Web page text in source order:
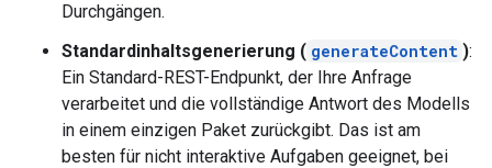
Durchgängen.
Standardinhaltsgenerierung ( generateContent ):
Ein Standard-REST-Endpunkt, der Ihre Anfrage
verarbeitet und die vollständige Antwort des Modells
in einem einzigen Paket zurückgibt. Das ist am
besten für nicht interaktive Aufgaben geeignet, bei